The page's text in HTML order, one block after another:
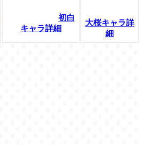
初白
キャラ詳細
大桜キャラ詳
細